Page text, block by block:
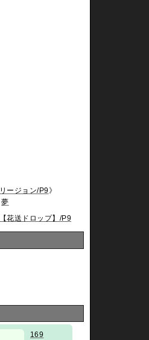
リージョン/P9》
夢
【花送ドロップ】/P9
169